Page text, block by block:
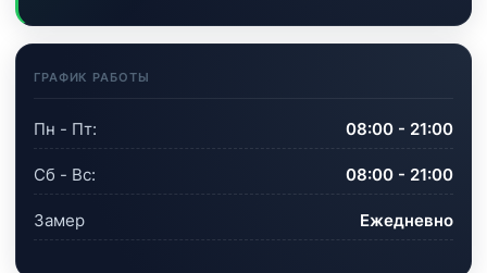
ГРАФИК РАБОТЫ
Пн - Пт: 08:00 - 21:00
Сб - Вс: 08:00 - 21:00
Замер Ежедневно